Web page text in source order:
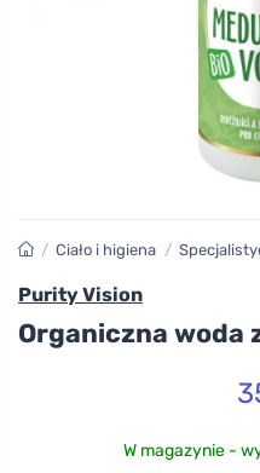
/ Ciało i higiena /
Purity Vision
Organiczna woda
W magazynie -